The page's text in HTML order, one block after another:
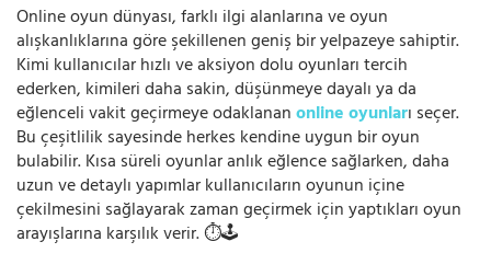
Online oyun dünyası, farklı ilgi alanlarına ve oyun
alışkanlıklarına göre şekillenen geniş bir yelpazeye sahiptir.
Kimi kullanıcılar hızlı ve aksiyon dolu oyunları tercih
ederken, kimileri daha sakin, düşünmeye dayalı ya da
eğlenceli vakit geçirmeye odaklananonline oyunları seçer.
Bu çeşitlilik sayesinde herkes kendine uygun bir oyun
bulabilir. Kısa süreli oyunlar anlık eğlence sağlarken, daha
uzun ve detaylı yapımlar kullanıcıların oyunun içine
çekilmesini sağlayarak zaman geçirmek için yaptıkları oyun
arayışlarına karşılık verir. ⏱️🕹️